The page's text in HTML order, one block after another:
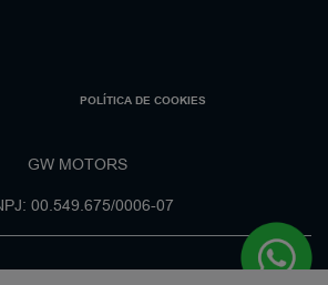
POLÍTICA DE COOKIES
GW MOTORS
00.549.675/0006-07